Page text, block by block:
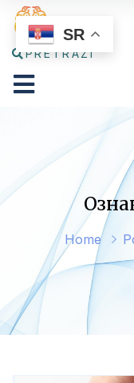
PRETRAŽI
Home
SR